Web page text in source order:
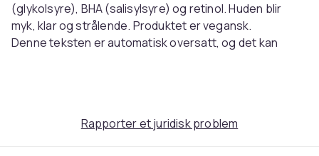
(glykolsyre), BHA (salisylsyre) og retinol. Huden blir
myk, klar og strålende. Produktet er vegansk.
Denne teksten er automatisk oversatt, og det kan
Produktsikkerhetsinformasjon
Rapporter et juridisk problem